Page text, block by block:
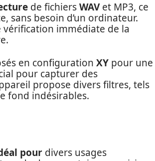
de fichiersWAVet MP3, ce
sans besoin d’un ordinateur.
vérification immédiate de la
en configuration XY pour une
pour capturer des
propose divers filtres, tels
fond indésirables.
pour divers usages